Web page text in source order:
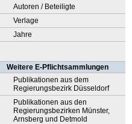
Autoren / Beteiligte
Verlage
Jahre
Weitere E-Pflichtsammlungen
Publikationen aus dem
Regierungsbezirk Düsseldorf
Publikationen aus den
Regierungsbezirken Münster,
Arnsberg und Detmold